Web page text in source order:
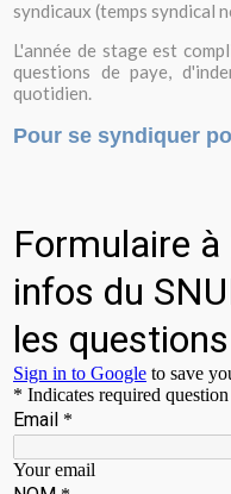
syndicaux (temps syndical
L'année de stage est
questions de paye,
quotidien.
Pour se syndiquer